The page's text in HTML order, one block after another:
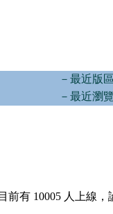
－最近版
－最近瀏
前有 10005 人上線